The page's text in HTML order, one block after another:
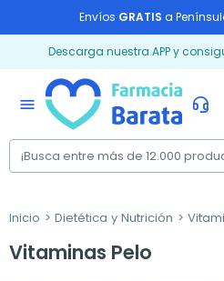
Envíos GRATIS a
Descarga nuestra APP y
menu
Inicio Dietética y Nutrición
Vitaminas Pelo